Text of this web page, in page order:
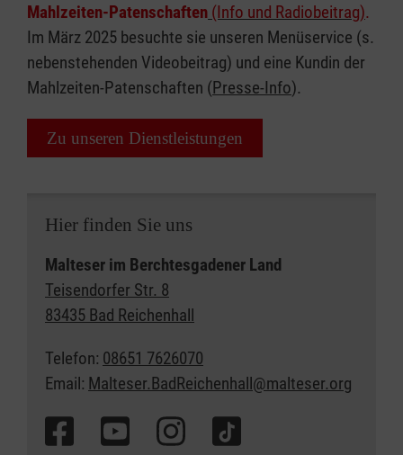
Mahlzeiten-Patenschaften (Info und Radiobeitrag).
Im März 2025 besuchte sie unseren Menüservice (s.
nebenstehenden Videobeitrag) und eine Kundin der
Mahlzeiten-Patenschaften (Presse-Info).
Zu unseren Dienstleistungen
Hier finden Sie uns
Malteser im Berchtesgadener Land
Teisendorfer Str. 8
83435 Bad Reichenhall
Telefon: 08651 7626070
Email: Malteser.BadReichenhall@malteser.org